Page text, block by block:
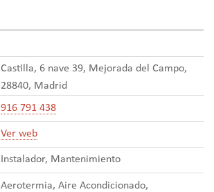
Castilla, 6 nave 39, Mejorada del Campo,
28840, Madrid
916 791 438
Ver web
Instalador, Mantenimiento
Aerotermia, Aire Acondicionado,